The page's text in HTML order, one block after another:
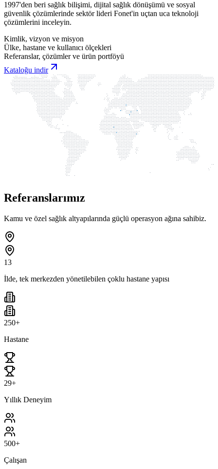
1997'den beri sağlık bilişimi, dijital sağlık dönüşümü ve sosyal
güvenlik çözümlerinde sektör lideri Fonet'in uçtan uca teknoloji
çözümlerini inceleyin.
Kimlik, vizyon ve misyon
Ülke, hastane ve kullanıcı ölçekleri
Referanslar, çözümler ve ürün portföyü
Kataloğu indir
Referanslarımız
Kamu ve özel sağlık altyapılarında güçlü operasyon ağına sahibiz.
13
İlde, tek merkezden yönetilebilen çoklu hastane yapısı
250+
Hastane
29+
Yıllık Deneyim
500+
Çalışan